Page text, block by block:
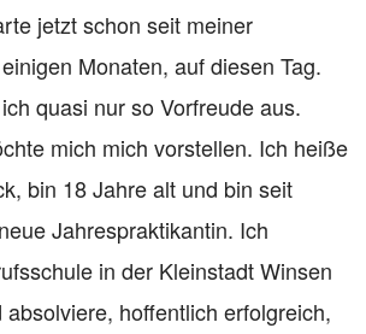
jetzt schon seit meiner
Monaten, auf diesen Tag.
quasi nur so Vorfreude aus.
mich mich vorstellen. Ich heiße
bin 18 Jahre alt und bin seit
Jahrespraktikantin. Ich
in der Kleinstadt Winsen
hoffentlich erfolgreich,